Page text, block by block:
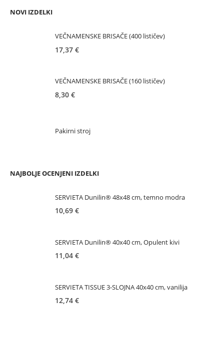
NOVI IZDELKI
VEČNAMENSKE BRISAČE (400 lističev)
17,37 €
VEČNAMENSKE BRISAČE (160 lističev)
8,30 €
Pakirni stroj
NAJBOLJE OCENJENI IZDELKI
SERVIETA Dunilin® 48x48 cm, temno modra
10,69 €
SERVIETA Dunilin® 40x40 cm, Opulent kivi
11,04 €
SERVIETA TISSUE 3-SLOJNA 40x40 cm, vanilija
12,74 €